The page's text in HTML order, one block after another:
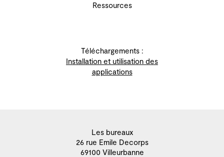
Téléchargements :
Installation et utilisation des
applications
Ressources
Les bureaux
26 rue Emile Decorps
69100 Villeurbanne